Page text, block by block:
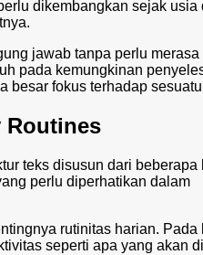
dikembangkan sejak usia
jawab tanpa perlu merasa
pada kemungkinan
besar fokus terhadap
Routines
teks disusun dari beberapa
perlu diperhatikan dalam
rutinitas harian. Pada
seperti apa yang akan